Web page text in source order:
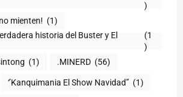
)
mienten! (1)
historia del Buster y El
(1
)
(1) .MINERD (56)
‘’Kanquimania El Show Navidad’’ (1)